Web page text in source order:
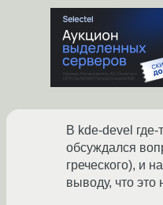
В kde-devel где-
обсуждался
греческого), и
выводу, что это